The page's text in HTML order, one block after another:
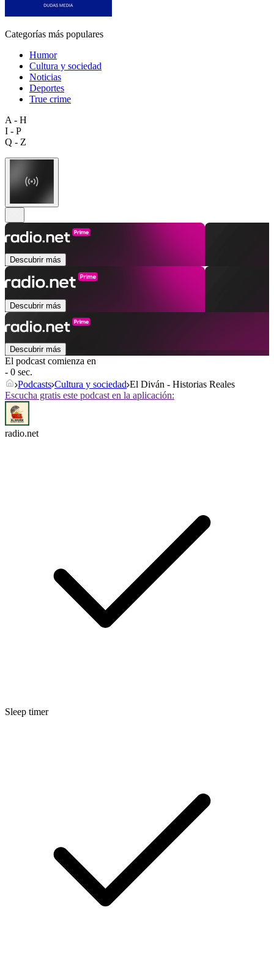
Categorías más populares
Humor
Cultura y sociedad
Noticias
Deportes
True crime
A - H
I - P
Q - Z
Descubrir más
Descubrir más
Descubrir más
El podcast comienza en
- 0 sec.
Podcasts Cultura y sociedad El Diván - Historias Reales
Escucha gratis este podcast en la aplicación:
radio.net
Sleep timer